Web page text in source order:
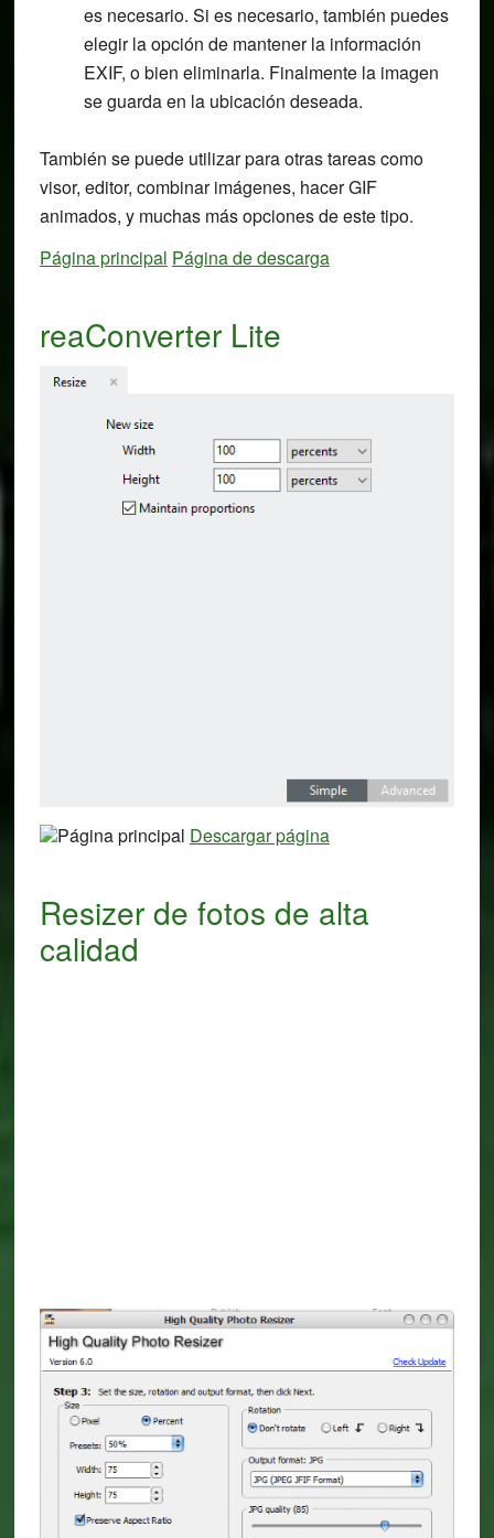
es necesario. Si es necesario, también puedes
elegir la opción de mantener la información
EXIF, o bien eliminarla. Finalmente la imagen
se guarda en la ubicación deseada.
También se puede utilizar para otras tareas como
visor, editor, combinar imágenes, hacer GIF
animados, y muchas más opciones de este tipo.
Página principal Página de descarga
reaConverter Lite
Página principal Descargar página
Resizer de fotos de alta
calidad